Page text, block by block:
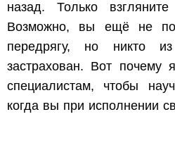
назад. Только
Возможно, вы ещё не
передрягу, но никто
застрахован. Вот почему
специалистам, чтобы
когда вы при исполнении